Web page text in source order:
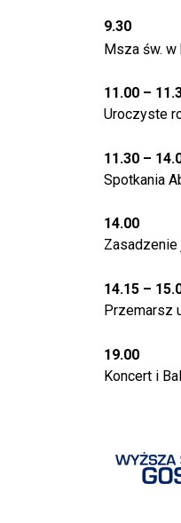
9.30
Msza św. w
11.00 –
Uroczyste
11.30 –
Spotkania
14.00
Zasadzenie
14.15 –
Przemarsz
19.00
Koncert i